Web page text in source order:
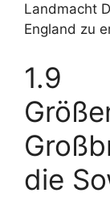
Landmacht
England zu
1.9
die